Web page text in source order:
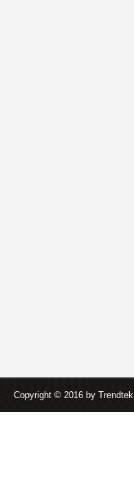
Copyright © 2016 by